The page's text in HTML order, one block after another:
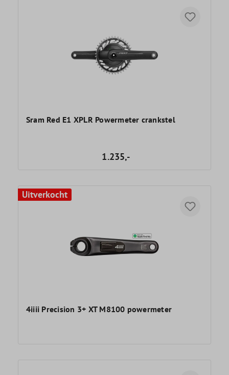
Sram Red E1 XPLR Powermeter crankstel
1.235,-
Uitverkocht
4iiii Precision 3+ XT M8100 powermeter